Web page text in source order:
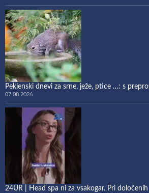
Peklenski dnevi za srne, ježe, ptice …: s
07.08.2026
24UR | Head spa ni za vsakogar. Pri